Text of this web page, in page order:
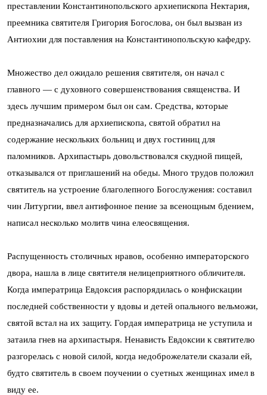
преставлении Константинопольского архиепископа Нектария,
преемника святителя Григория Богослова, он был вызван из
Антиохии для поставления на Константинопольскую кафедру.
Множество дел ожидало решения святителя, он начал с
главного — с духовного совершенствования священства. И
здесь лучшим примером был он сам. Средства, которые
предназначались для архиепископа, святой обратил на
содержание нескольких больниц и двух гостиниц для
паломников. Архипастырь довольствовался скудной пищей,
отказывался от приглашений на обеды. Много трудов положил
святитель на устроение благолепного Богослужения: составил
чин Литургии, ввел антифонное пение за всенощным бдением,
написал несколько молитв чина елеосвящения.
Распущенность столичных нравов, особенно императорского
двора, нашла в лице святителя нелицеприятного обличителя.
Когда императрица Евдоксия распорядилась о конфискации
последней собственности у вдовы и детей опального вельможи,
святой встал на их защиту. Гордая императрица не уступила и
затаила гнев на архипастыря. Ненависть Евдоксии к святителю
разгорелась с новой силой, когда недоброжелатели сказали ей,
будто святитель в своем поучении о суетных женщинах имел в
виду ее.